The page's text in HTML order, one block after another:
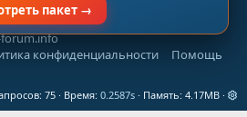
конфиденциальности
Помощь
75 Время 0.2587s Память 4.17MB
пакет →